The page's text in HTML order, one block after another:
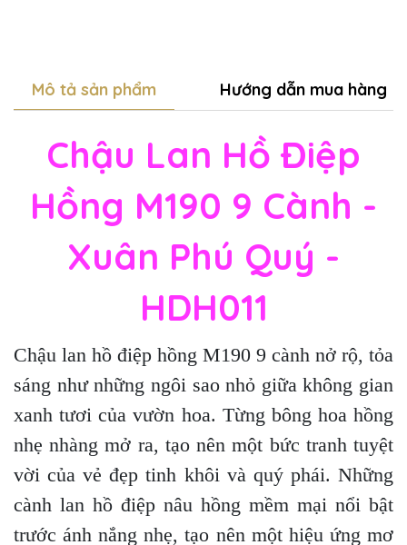
Mô tả sản phẩm Hướng dẫn mua hàng
Chậu Lan Hồ Điệp
Hồng M190 9 Cành -
Xuân Phú Quý -
HDH011
Chậu lan hồ điệp hồng M190 9 cành nở rộ, tỏa
sáng như những ngôi sao nhỏ giữa không gian
xanh tươi của vườn hoa. Từng bông hoa hồng
nhẹ nhàng mở ra, tạo nên một bức tranh tuyệt
vời của vẻ đẹp tinh khôi và quý phái. Những
cành lan hồ điệp nâu hồng mềm mại nổi bật
trước ánh nắng nhẹ, tạo nên một hiệu ứng mơ